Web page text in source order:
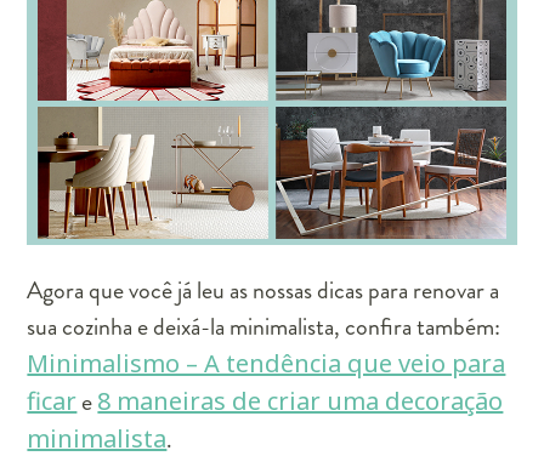
Agora que você já leu as nossas dicas para renovar a
sua cozinha e deixá-la minimalista, confira também:
Minimalismo – A tendência que veio para
ficare8 maneiras de criar uma decoração
minimalista.